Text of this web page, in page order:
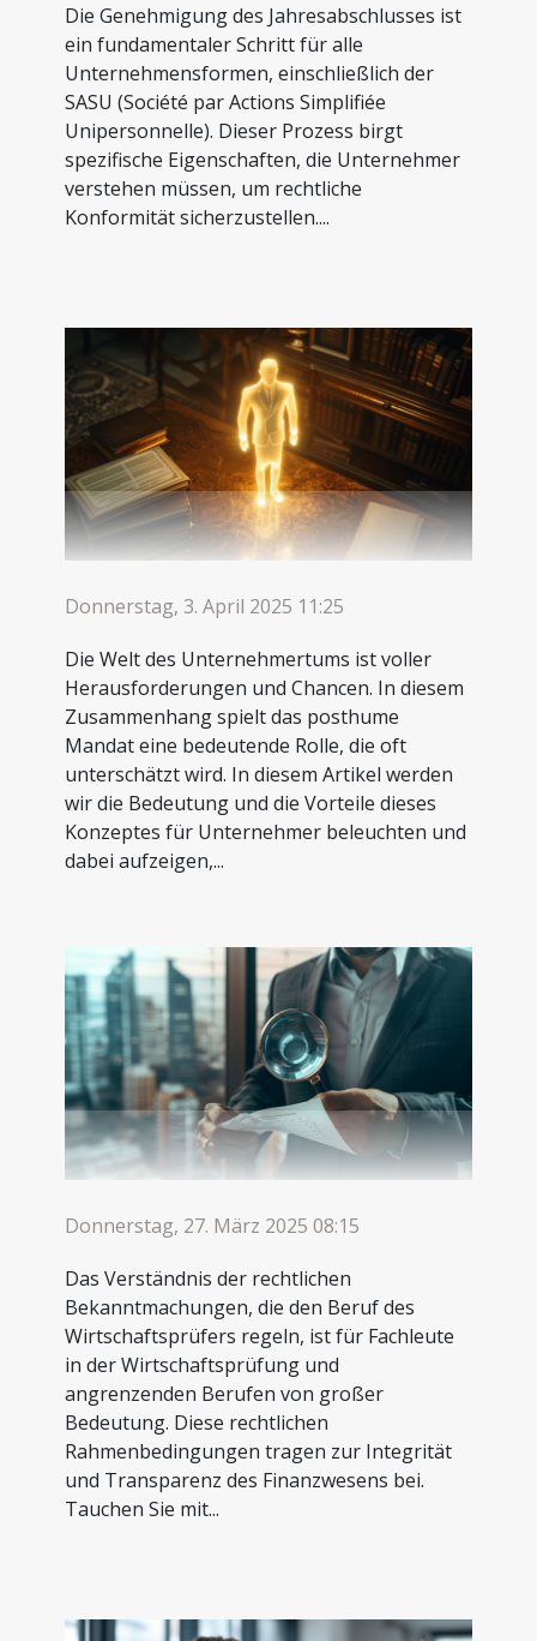
Die Genehmigung des Jahresabschlusses ist
ein fundamentaler Schritt für alle
Unternehmensformen, einschließlich der
SASU (Société par Actions Simplifiée
Unipersonnelle). Dieser Prozess birgt
spezifische Eigenschaften, die Unternehmer
verstehen müssen, um rechtliche
Konformität sicherzustellen....
Donnerstag, 3. April 2025 11:25
Die Welt des Unternehmertums ist voller
Herausforderungen und Chancen. In diesem
Zusammenhang spielt das posthume
Mandat eine bedeutende Rolle, die oft
unterschätzt wird. In diesem Artikel werden
wir die Bedeutung und die Vorteile dieses
Konzeptes für Unternehmer beleuchten und
dabei aufzeigen,...
Donnerstag, 27. März 2025 08:15
Das Verständnis der rechtlichen
Bekanntmachungen, die den Beruf des
Wirtschaftsprüfers regeln, ist für Fachleute
in der Wirtschaftsprüfung und
angrenzenden Berufen von großer
Bedeutung. Diese rechtlichen
Rahmenbedingungen tragen zur Integrität
und Transparenz des Finanzwesens bei.
Tauchen Sie mit...